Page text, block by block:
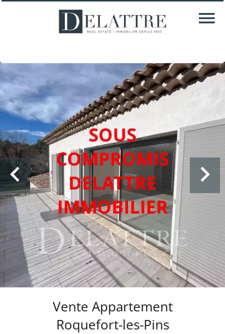
Vente Appartement
Roquefort-les-Pins